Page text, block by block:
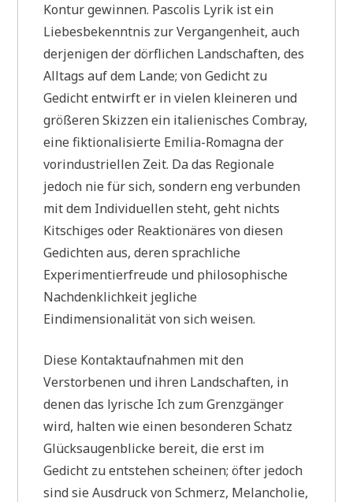
Kontur gewinnen. Pascolis Lyrik ist ein
Liebesbekenntnis zur Vergangenheit, auch
derjenigen der dörflichen Landschaften, des
Alltags auf dem Lande; von Gedicht zu
Gedicht entwirft er in vielen kleineren und
größeren Skizzen ein italienisches Combray,
eine fiktionalisierte Emilia-Romagna der
vorindustriellen Zeit. Da das Regionale
jedoch nie für sich, sondern eng verbunden
mit dem Individuellen steht, geht nichts
Kitschiges oder Reaktionäres von diesen
Gedichten aus, deren sprachliche
Experimentierfreude und philosophische
Nachdenklichkeit jegliche
Eindimensionalität von sich weisen.
Diese Kontaktaufnahmen mit den
Verstorbenen und ihren Landschaften, in
denen das lyrische Ich zum Grenzgänger
wird, halten wie einen besonderen Schatz
Glücksaugenblicke bereit, die erst im
Gedicht zu entstehen scheinen; öfter jedoch
sind sie Ausdruck von Schmerz, Melancholie,